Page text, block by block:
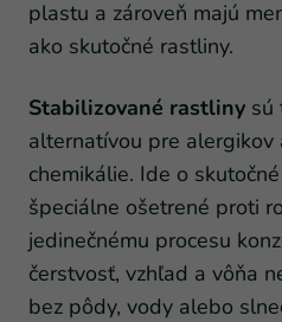
plastu a zároveň majú
ako skutočné rastliny.
Stabilizované rastliny sú
alternatívou pre alergikov
chemikálie. Ide o
špeciálne ošetrené proti
jedinečnému procesu
čerstvosť, vzhľad a vôňa
bez pôdy, vody alebo